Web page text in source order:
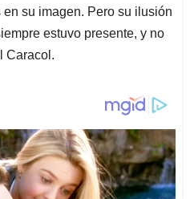
su imagen. Pero su ilusión
estuvo presente, y no
Caracol.